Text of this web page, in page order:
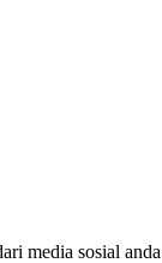
media sosial anda